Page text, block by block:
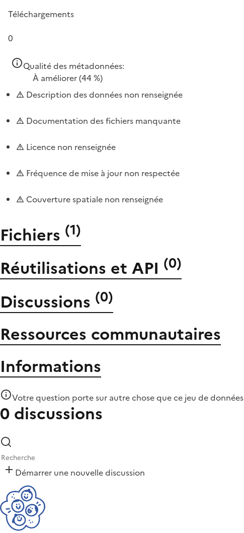
Téléchargements
0
Qualité des métadonnées:
À améliorer(44 %)
Description des données non renseignée
Documentation des fichiers manquante
Licence non renseignée
Fréquence de mise à jour non respectée
Couverture spatiale non renseignée
Fichiers (1)
Réutilisations et API (0)
Discussions (0)
Ressources communautaires
Informations
Votre question porte sur autre chose quece jeu de données
0 discussions
Démarrer une nouvelle discussion